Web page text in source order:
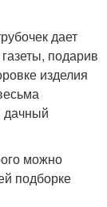
дает
подарив
изделия
дачный
можно
подборке